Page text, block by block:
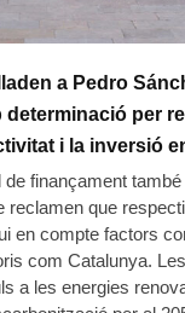
a Pedro
determinació per
i la inversió
finançament
reclamen que
en compte factors
com Catalunya.
a les energies